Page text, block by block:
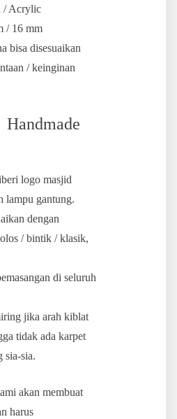
/ Acrylic
/ 16 mm
bisa disesuaikan
/ keinginan
logo masjid
lampu gantung.
dengan
/ bintik / klasik,
di seluruh
jika arah kiblat
tidak ada karpet
sia-sia.
akan membuat
harus